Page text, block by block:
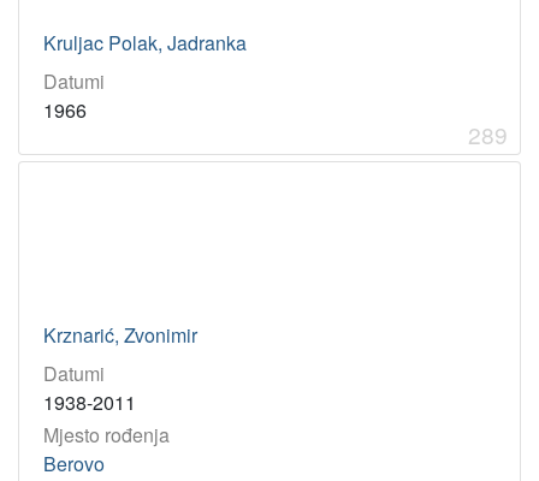
Kruljac Polak, Jadranka
Datumi
1966
289
Krznarić, Zvonimir
Datumi
1938-2011
Mjesto rođenja
Berovo